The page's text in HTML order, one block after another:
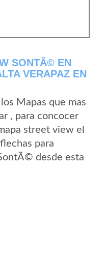
SONTÃ© EN
VERAPAZ EN
Mapas que mas
, para concocer
street view el
para
desde esta